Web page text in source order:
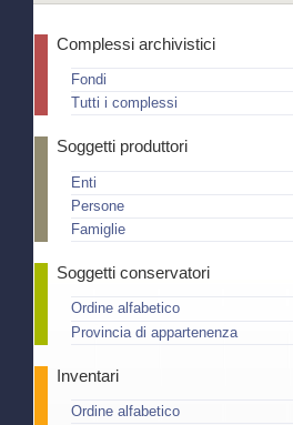
Complessi archivistici
Fondi
Tutti i complessi
Soggetti produttori
Enti
Persone
Famiglie
Soggetti conservatori
Ordine alfabetico
Provincia di appartenenza
Inventari
Ordine alfabetico